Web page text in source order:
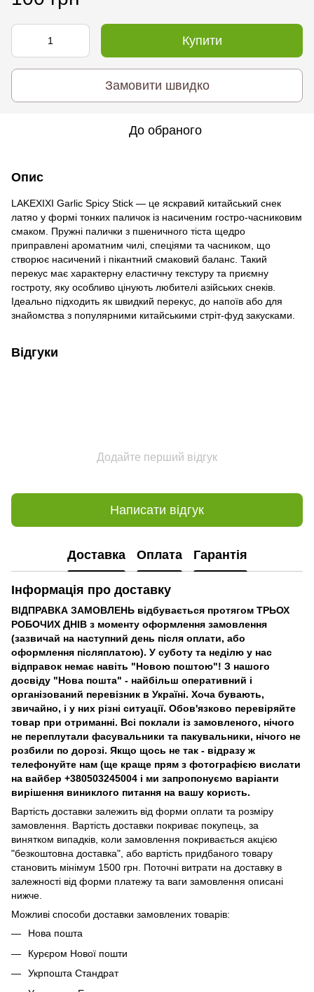
Купити
Замовити швидко
До обраного
Опис
LAKEXIXI Garlic Spicy Stick — це яскравий китайський снек
латяо у формі тонких паличок із насиченим гостро-часниковим
смаком. Пружні палички з пшеничного тіста щедро
приправлені ароматним чилі, спеціями та часником, що
створює насичений і пікантний смаковий баланс. Такий
перекус має характерну еластичну текстуру та приємну
гостроту, яку особливо цінують любителі азійських снеків.
Ідеально підходить як швидкий перекус, до напоїв або для
знайомства з популярними китайськими стріт-фуд закусками.
Відгуки
Додайте перший відгук
Написати відгук
Доставка Оплата Гарантія
Інформація про доставку
ВІДПРАВКА ЗАМОВЛЕНЬ відбувається протягом ТРЬОХ
РОБОЧИХ ДНІВ з моменту оформлення замовлення
(зазвичай на наступний день після оплати, або
оформлення післяплатою). У суботу та неділю у нас
відправок немає навіть "Новою поштою"! З нашого
досвіду "Нова пошта" - найбільш оперативний і
організований перевізник в Україні. Хоча бувають,
звичайно, і у них різні ситуації. Обов'язково перевіряйте
товар при отриманні. Всі поклали із замовленого, нічого
не переплутали фасувальники та пакувальники, нічого не
розбили по дорозі. Якщо щось не так - відразу ж
телефонуйте нам (ще краще прям з фотографією вислати
на вайбер +380503245004 і ми запропонуємо варіанти
вирішення виниклого питання на вашу користь.
Вартість доставки залежить від форми оплати та розміру
замовлення. Вартість доставки покриває покупець, за
винятком випадків, коли замовлення покривається акцією
"безкоштовна доставка", або вартість придбаного товару
становить мінімум 1500 грн. Поточні витрати на доставку в
залежності від форми платежу та ваги замовлення описані
нижче.
Можливі способи доставки замовлених товарів:
Нова пошта
Курєром Нової пошти
Укрпошта Стандрат